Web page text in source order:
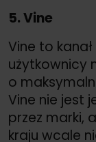
5. Vine
Vine to
użytkownicy
o
Vine nie jest
przez marki,
kraju wcale